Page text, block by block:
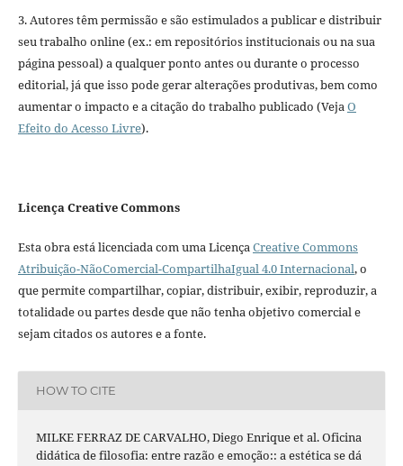
3. Autores têm permissão e são estimulados a publicar e distribuir
seu trabalho online (ex.: em repositórios institucionais ou na sua
página pessoal) a qualquer ponto antes ou durante o processo
editorial, já que isso pode gerar alterações produtivas, bem como
aumentar o impacto e a citação do trabalho publicado (Veja O
Efeito do Acesso Livre).
Licença Creative Commons
Esta obra está licenciada com uma Licença Creative Commons
Atribuição-NãoComercial-CompartilhaIgual 4.0 Internacional, o
que permite compartilhar, copiar, distribuir, exibir, reproduzir, a
totalidade ou partes desde que não tenha objetivo comercial e
sejam citados os autores e a fonte.
HOW TO CITE
MILKE FERRAZ DE CARVALHO, Diego Enrique et al. Oficina
didática de filosofia: entre razão e emoção:: a estética se dá